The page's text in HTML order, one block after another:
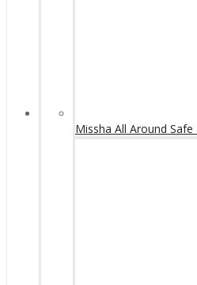
Missha All Around